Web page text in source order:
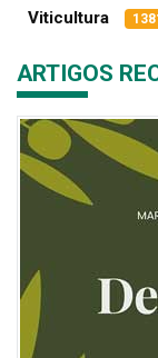
Viticultura
ARTIGOS